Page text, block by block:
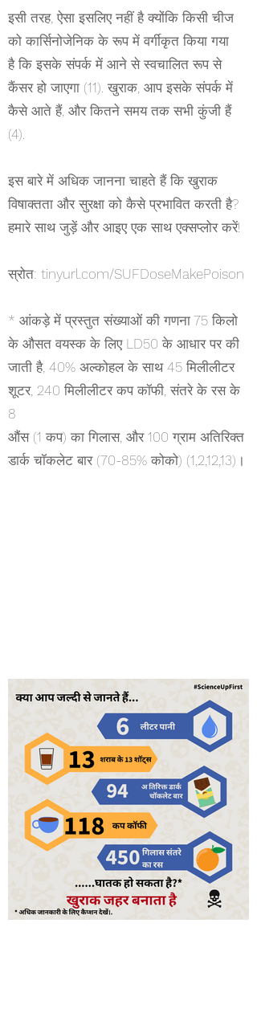
इसी तरह, ऐसा इसलिए नहीं है क्योंकि किसी चीज
को कार्सिनोजेनिक के रूप में वर्गीकृत किया गया
है कि इसके संपर्क में आने से स्वचालित रूप से
कैंसर हो जाएगा (11). खुराक, आप इसके संपर्क में
कैसे आते हैं, और कितने समय तक सभी कुंजी हैं
(4).
इस बारे में अधिक जानना चाहते हैं कि खुराक
विषाक्तता और सुरक्षा को कैसे प्रभावित करती है?
हमारे साथ जुड़ें और आइए एक साथ एक्सप्लोर करें!
स्रोत: tinyurl.com/SUFDoseMakePoison
* आंकड़े में प्रस्तुत संख्याओं की गणना 75 किलो
के औसत वयस्क के लिए LD50 के आधार पर की
जाती है, 40% अल्कोहल के साथ 45 मिलीलीटर
शूटर, 240 मिलीलीटर कप कॉफी, संतरे के रस के
8
औंस (1 कप) का गिलास, और 100 ग्राम अतिरिक्त
डार्क चॉकलेट बार (70-85% कोको) (1,2,12,13)।